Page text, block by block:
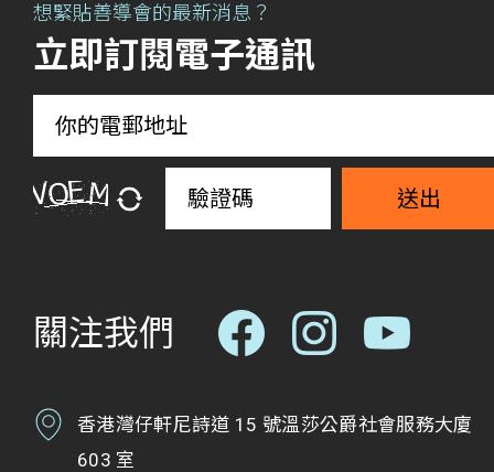
想緊貼善導會的最新消息？
立即訂閱電子通訊
送出
關注我們
香港灣仔軒尼詩道 15 號溫莎公爵社會服務大廈
603 室